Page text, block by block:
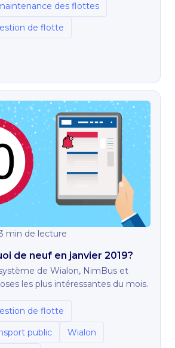
des flottes
de flotte
min de lecture
de neuf en janvier 2019?
de Wialon, NimBus et
les plus intéressantes du mois.
de flotte
public
Wialon